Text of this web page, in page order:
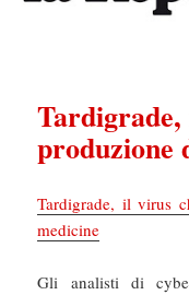
produzione
Tardigrade, il virus
medicine
Gli analisti di